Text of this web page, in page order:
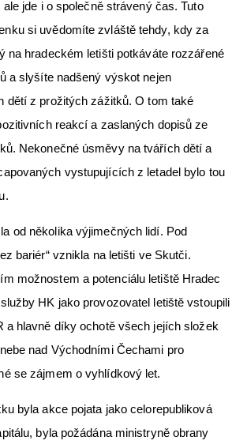
jde i o společně strávený čas. Tuto
si uvědomíte zvláště tehdy, kdy za
na hradeckém letišti potkáváte rozzářené
a slyšíte nadšený výskot nejen
dětí z prožitých zážitků. O tom také
reakcí a zaslaných dopisů ze
Nekonečné úsměvy na tvářích dětí a
vystupujících z letadel bylo tou
od několika výjimečných lidí. Pod
bariér“ vznikla na letišti ve Skutči.
možnostem a potenciálu letiště Hradec
HK jako provozovatel letiště vstoupili
a hlavně díky ochotě všech jejích složek
nad Východními Čechami pro
se zájmem o vyhlídkový let.
byla akce pojata jako celorepubliková
byla požádána ministryně obrany